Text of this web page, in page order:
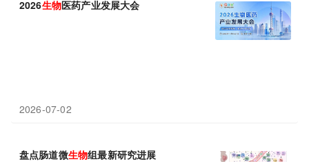
2026生物医药产业发展大会
2026-07-02
盘点肠道微生物组最新研究进展